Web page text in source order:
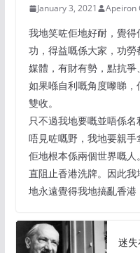
January 3, 2021 Apeiron
我地笑咗佢地好耐，覺
功，得益嘅係大家，功
媒體，有財有勢，點抗爭
如果喺自利嘅角度嚟睇
雙收。
只不過我地要嘅並唔係
唔見咗嘅野，我地要親
佢地根本係兩個世界嘅
直阻止香港洗牌。因此
地永遠覺得我地搞亂香港
迷